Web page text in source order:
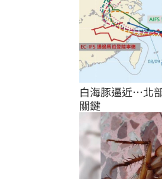
白海豚逼近…北
關鍵